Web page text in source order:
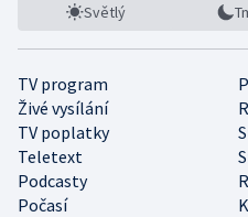
Světlý
TV program
Živé vysílání
TV poplatky
Teletext
Podcasty
Počasí